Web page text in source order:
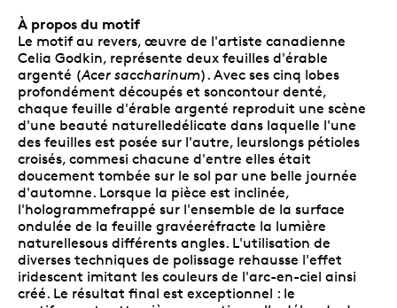
À propos du motif
Le motif au revers, œuvre de l'artiste canadienne
Celia Godkin, représente deux feuilles d'érable
argenté (Acer saccharinum). Avec ses cinq lobes
profondément découpés et soncontour denté,
chaque feuille d'érable argenté reproduit une scène
d'une beauté naturelledélicate dans laquelle l'une
des feuilles est posée sur l'autre, leurslongs pétioles
croisés, commesi chacune d'entre elles était
doucement tombée sur le sol par une belle journée
d'automne. Lorsque la pièce est inclinée,
l'hologrammefrappé sur l'ensemble de la surface
ondulée de la feuille gravéeréfracte la lumière
naturellesous différents angles. L'utilisation de
diverses techniques de polissage rehausse l'effet
iridescent imitant les couleurs de l'arc-en-ciel ainsi
créé. Le résultat final est exceptionnel : le